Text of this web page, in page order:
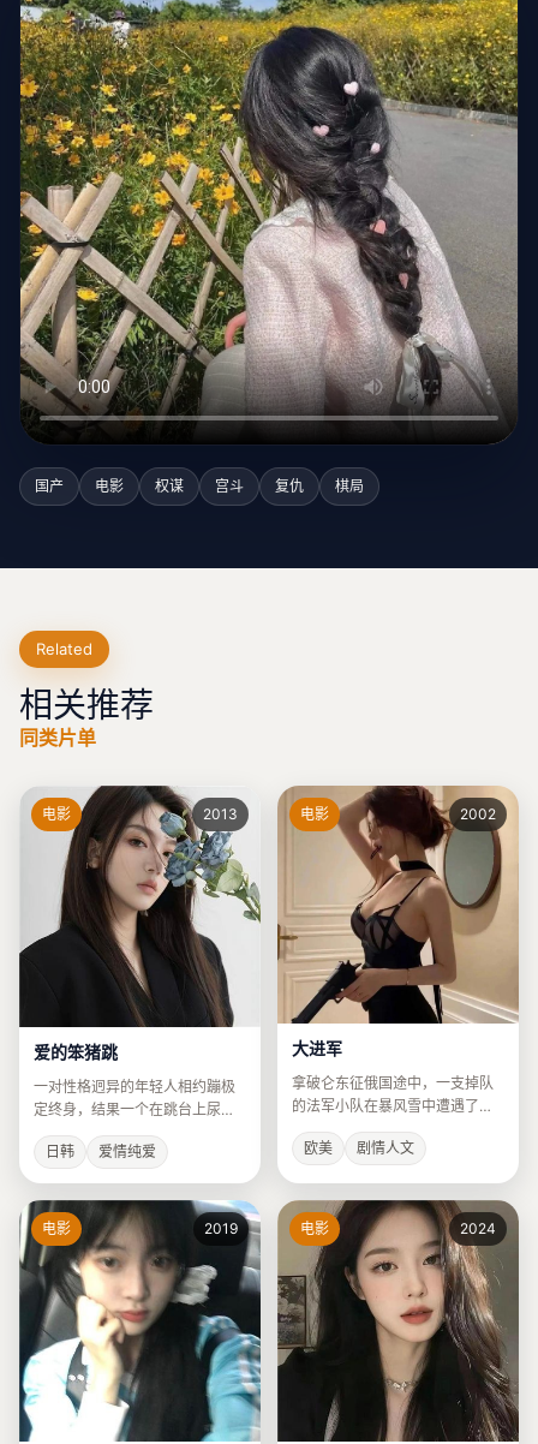
国产 电影 权谋 宫斗 复仇 棋局
Related
相关推荐
同类片单
电影 2013
爱的笨猪跳
一对性格迥异的年轻人相约蹦极
定终身，结果一个在跳台上尿了
裤子，一个忘了系安全带。
日韩
爱情纯爱
电影 2002
大进军
拿破仑东征俄国途中，一支掉队
的法军小队在暴风雪中遭遇了比
敌人更可怕的“自然审判”。
欧美
剧情人文
电影 2019 电影 2024